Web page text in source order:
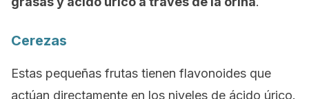
Cerezas
Estas pequeñas frutas tienen flavonoides que
actúan directamente en los niveles de ácido úrico.